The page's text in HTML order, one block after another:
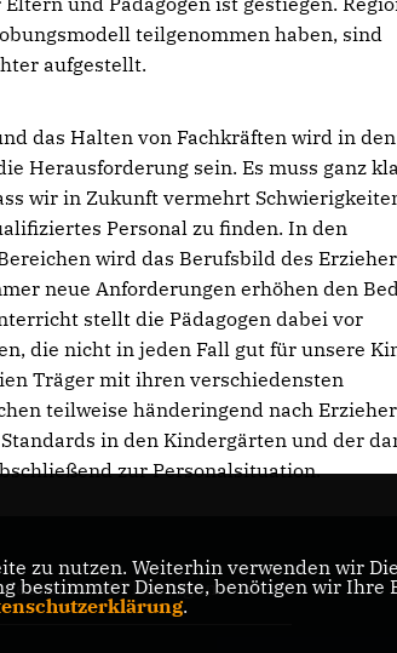
teilgenommen haben, sind
aufgestellt.
das Halten von Fachkräften wird in den
Herausforderung sein. Es muss ganz
wir in Zukunft vermehrt
Personal zu finden. In den
wird das Berufsbild des
neue Anforderungen erhöhen den
stellt die Pädagogen dabei vor
die nicht in jeden Fall gut für unsere
Träger mit ihren verschiedensten
teilweise händeringend nach
in den Kindergärten und der
zur Personalsituation.
Thüringen
zu nutzen. Weiterhin verwenden wir
bestimmter Dienste, benötigen wir
.